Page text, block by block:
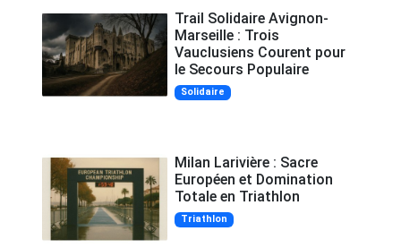
Trail Solidaire Avignon-
Marseille : Trois
Vauclusiens Courent pour
le Secours Populaire
Solidaire
Milan Larivière : Sacre
Européen et Domination
Totale en Triathlon
Triathlon